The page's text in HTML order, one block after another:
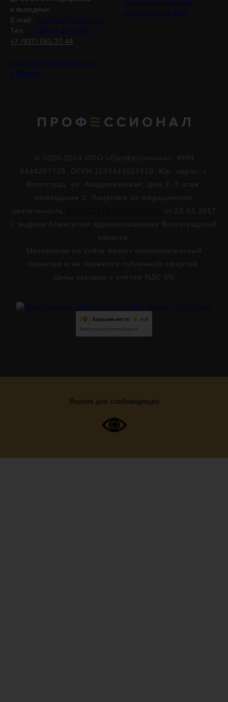
и выходных.
E-mail: info@proficlinica.com
Tел. +7 (8442) 320-320
+7 (937) 561-37-44
Клиника «Профессионал»
в Москве
Доктор Саромыцкая -
официальный сайт
© 2020-2024 ООО «Профессионал». ИНН
3444207725. ОГРН 1133443021910. Юр. адрес: г.
Волгоград, ул. Академическая, дом 2, 3 этаж,
помещение 2. Лицензия на медицинскую
деятельность
от 23.03.2017
г. выдана Комитетом здравоохранения Волгоградской
области.
Материалы на сайте имеют ознакомительный
характер и не являются публичной офертой.
Цены указаны с учетом НДС 5%
Версия для слабовидящих